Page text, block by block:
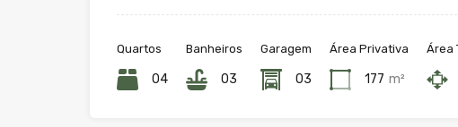
Quartos
04
Banheiros
03
Garagem
03
Área Privativa
177 m²
Área